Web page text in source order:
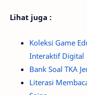
Lihat juga :
Koleksi Game
Interaktif Digital
Bank Soal TKA
Literasi